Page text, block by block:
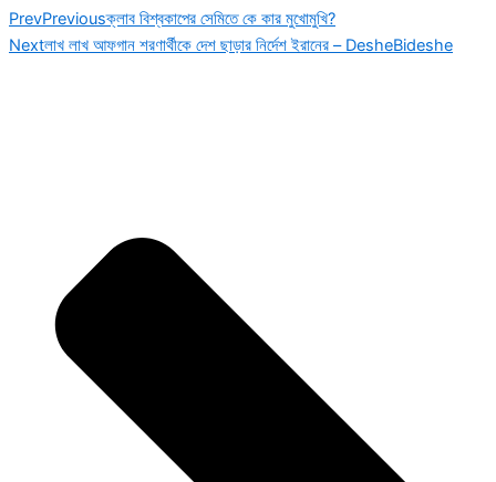
PrevPreviousক্লাব বিশ্বকাপের সেমিতে কে কার মুখোমুখি?
Nextলাখ লাখ আফগান শরণার্থীকে দেশ ছাড়ার নির্দেশ ইরানের – DesheBideshe